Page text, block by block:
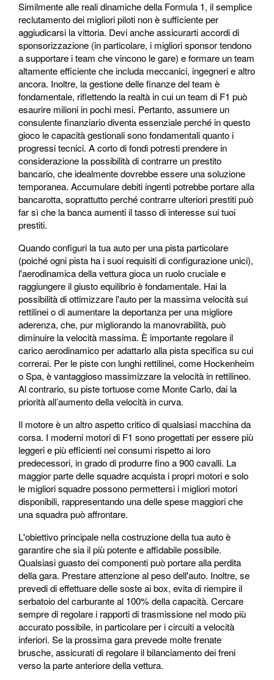
Similmente alle reali dinamiche della Formula 1, il semplice
reclutamento dei migliori piloti non è sufficiente per
aggiudicarsi la vittoria. Devi anche assicurarti accordi di
sponsorizzazione (in particolare, i migliori sponsor tendono
a supportare i team che vincono le gare) e formare un team
altamente efficiente che includa meccanici, ingegneri e altro
ancora. Inoltre, la gestione delle finanze del team è
fondamentale, riflettendo la realtà in cui un team di F1 può
esaurire milioni in pochi mesi. Pertanto, assumere un
consulente finanziario diventa essenziale perché in questo
gioco le capacità gestionali sono fondamentali quanto i
progressi tecnici. A corto di fondi potresti prendere in
considerazione la possibilità di contrarre un prestito
bancario, che idealmente dovrebbe essere una soluzione
temporanea. Accumulare debiti ingenti potrebbe portare alla
bancarotta, soprattutto perché contrarre ulteriori prestiti può
far sì che la banca aumenti il ​​tasso di interesse sui tuoi
prestiti.
Quando configuri la tua auto per una pista particolare
(poiché ogni pista ha i suoi requisiti di configurazione unici),
l'aerodinamica della vettura gioca un ruolo cruciale e
raggiungere il giusto equilibrio è fondamentale. Hai la
possibilità di ottimizzare l'auto per la massima velocità sui
rettilinei o di aumentare la deportanza per una migliore
aderenza, che, pur migliorando la manovrabilità, può
diminuire la velocità massima. È importante regolare il
carico aerodinamico per adattarlo alla pista specifica su cui
correrai. Per le piste con lunghi rettilinei, come Hockenheim
o Spa, è vantaggioso massimizzare la velocità in rettilineo.
Al contrario, su piste tortuose come Monte Carlo, dai la
priorità all’aumento della velocità in curva.
Il motore è un altro aspetto critico di qualsiasi macchina da
corsa. I moderni motori di F1 sono progettati per essere più
leggeri e più efficienti nei consumi rispetto ai loro
predecessori, in grado di produrre fino a 900 cavalli. La
maggior parte delle squadre acquista i propri motori e solo
le migliori squadre possono permettersi i migliori motori
disponibili, rappresentando una delle spese maggiori che
una squadra può affrontare.
L'obiettivo principale nella costruzione della tua auto è
garantire che sia il più potente e affidabile possibile.
Qualsiasi guasto dei componenti può portare alla perdita
della gara. Prestare attenzione al peso dell'auto. Inoltre, se
prevedi di effettuare delle soste ai box, evita di riempire il
serbatoio del carburante al 100% della capacità. Cercare
sempre di regolare i rapporti di trasmissione nel modo più
accurato possibile, in particolare per i circuiti a velocità
inferiori. Se la prossima gara prevede molte frenate
brusche, assicurati di regolare il bilanciamento dei freni
verso la parte anteriore della vettura.